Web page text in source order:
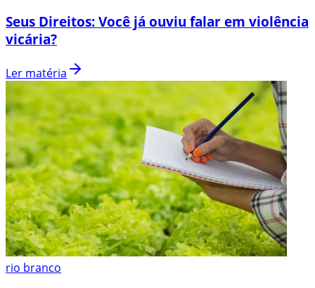
Seus Direitos: Você já ouviu falar em violência
vicária?
Ler matéria
rio branco